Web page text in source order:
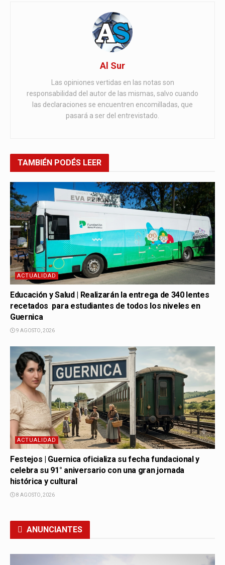
Al Sur
Las opiniones vertidas en las notas son
responsabilidad del autor de las mismas, salvo cuando
las declaraciones se encuentren encomilladas, que
pasará a ser del entrevistado.
TAMBIÉN PODÉS LEER
ACTUALIDAD
Educación y Salud | Realizarán la entrega de 340 lentes
recetados para estudiantes de todos los niveles en
Guernica
9 AGOSTO, 2026
ACTUALIDAD
Festejos | Guernica oficializa su fecha fundacional y
celebra su 91° aniversario con una gran jornada
histórica y cultural
8 AGOSTO, 2026
ANUNCIANTES